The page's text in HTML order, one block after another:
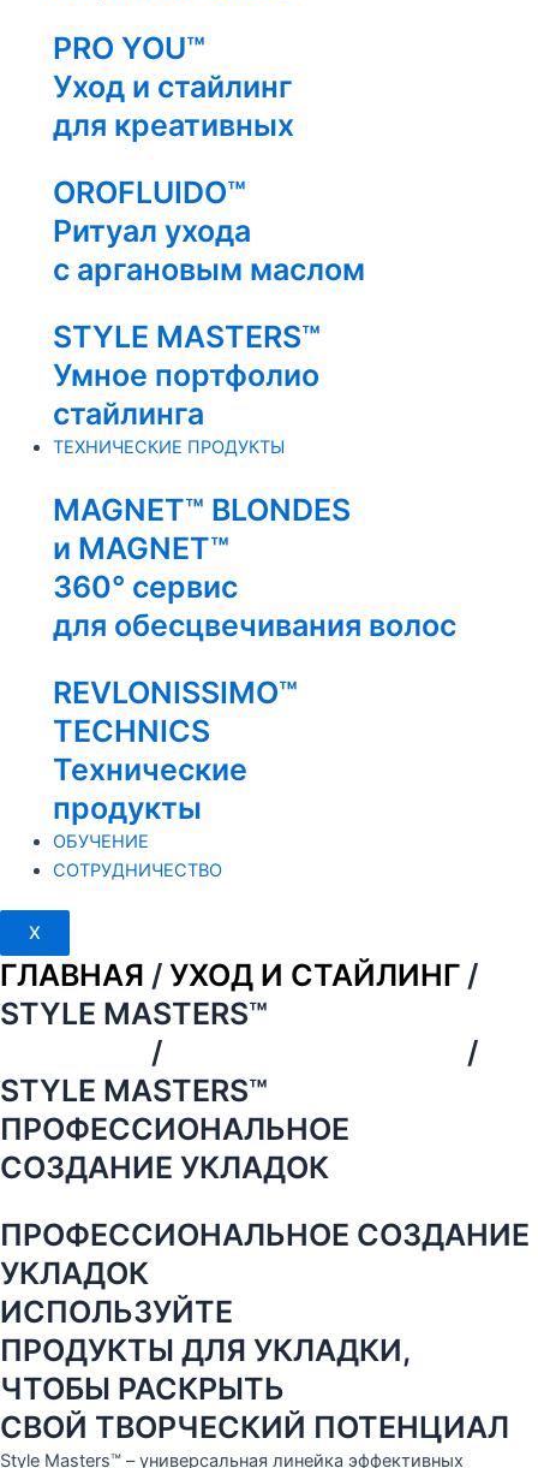
PRO YOU™
Уход и стайлинг
для креативных
OROFLUIDO™
Ритуал ухода
с аргановым маслом
STYLE MASTERS™
Умное портфолио
стайлинга
ТЕХНИЧЕСКИЕ ПРОДУКТЫ
MAGNET™ BLONDES
и MAGNET™
360° сервис
для обесцвечивания волос
REVLONISSIMO™
TECHNICS
Технические
продукты
ОБУЧЕНИЕ
СОТРУДНИЧЕСТВО
X
ГЛАВНАЯ / УХОД И СТАЙЛИНГ /
STYLE MASTERS™
/
/
STYLE MASTERS™
ПРОФЕССИОНАЛЬНОЕ
СОЗДАНИЕ УКЛАДОК
ПРОФЕССИОНАЛЬНОЕ СОЗДАНИЕ
УКЛАДОК
ИСПОЛЬЗУЙТЕ
ПРОДУКТЫ ДЛЯ УКЛАДКИ,
ЧТОБЫ РАСКРЫТЬ
СВОЙ ТВОРЧЕСКИЙ ПОТЕНЦИАЛ
Style Masters™ – универсальная линейка эффективных